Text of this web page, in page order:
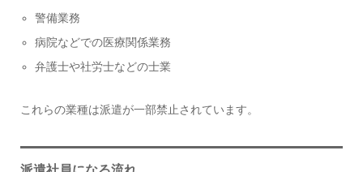
警備業務
病院などでの医療関係業務
弁護士や社労士などの士業
これらの業種は派遣が一部禁止されています。